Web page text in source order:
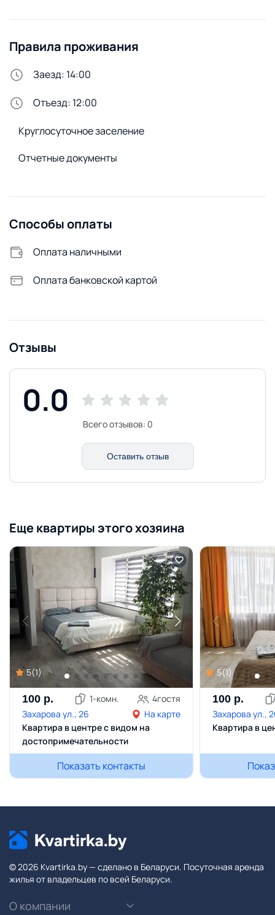
Диван
Безопасность
Сменное постельное белье
Сушилка для белья
Удобства снаружи
Огороженная территория
Правила проживания
Заезд: 14:00
Отъезд: 12:00
Круглосуточное заселение
Отчетные документы
Способы оплаты
Оплата наличными
Оплата банковской картой
Отзывы
0.0
Всего отзывов: 0
Оставить отзыв
Еще квартиры этого хозяина
5(1)
100 р. 1-комн. 4гостя
Захарова ул., 26
На карте
Квартира в центре с видом на
достопримечательности
Показать контакты
5(1)
100 р.
Захарова ул.,
Квартира в
© 2026 Kvartirka.by — сделано в Беларуси. Посуточная аренда
жилья от владельцев по всей Беларуси.
О компании